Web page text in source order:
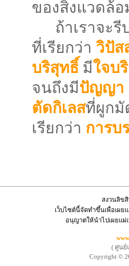
ของสิ่งแวดล้อ
ถ้าเราจะรี
ที่เรียกว่า วิปัส
บริสุทธิ์มีใจบ
จนถึงมีปัญญา
ตัดกิเลสที่ผูกมั
เรียกว่า การบ
สงวนลิข
เว็บไซต์นี้จัดทำขึ้นเพื่อเผ
อนุญาตให้นำไปเผยแ
( ศูนย์
Copyright ©